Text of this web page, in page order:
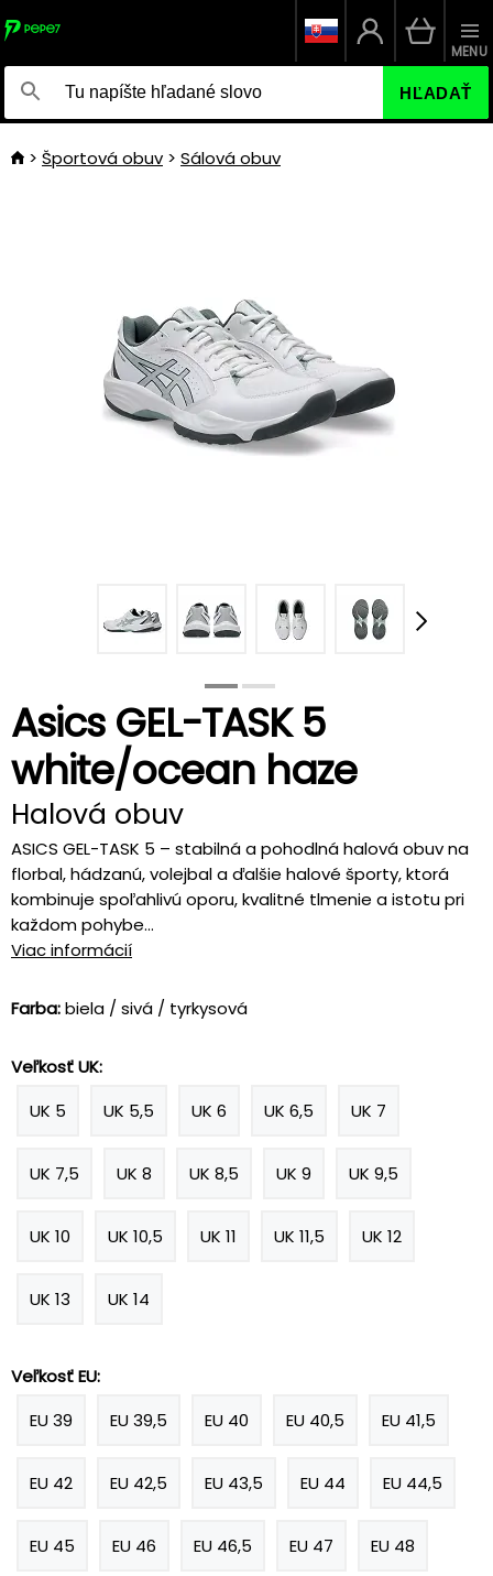
HĽADAŤ
MENU
Športová obuv Sálová obuv
Asics GEL-TASK 5
white/ocean haze
Halová obuv
ASICS GEL-TASK 5 – stabilná a pohodlná halová obuv na
florbal, hádzanú, volejbal a ďalšie halové športy, ktorá
kombinuje spoľahlivú oporu, kvalitné tlmenie a istotu pri
každom pohybe...
Viac informácií
Farba:biela / sivá / tyrkysová
Veľkosť UK:
UK 5
UK 5,5 UK 6 UK 6,5 UK 7
UK 7,5 UK 8 UK 8,5 UK 9 UK 9,5
UK 10 UK 10,5 UK 11 UK 11,5 UK 12
UK 13 UK 14
Veľkosť EU:
EU 39
EU 39,5 EU 40 EU 40,5 EU 41,5
EU 42 EU 42,5 EU 43,5 EU 44 EU 44,5
EU 45 EU 46 EU 46,5 EU 47 EU 48